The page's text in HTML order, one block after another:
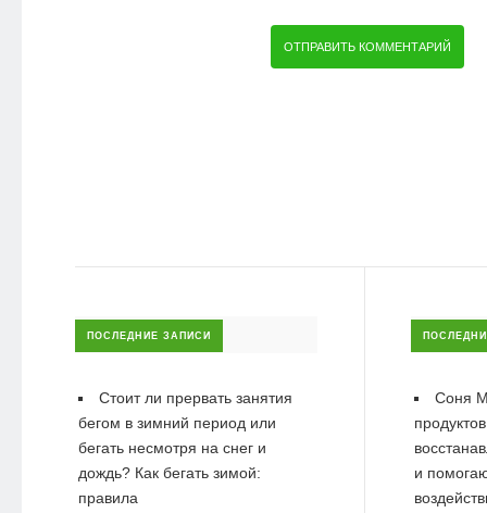
ПОСЛЕДНИЕ ЗАПИСИ
Стоит ли прервать занятия
бегом в зимний период или
бегать несмотря на снег и
дождь? Как бегать зимой:
правила
Соня
и